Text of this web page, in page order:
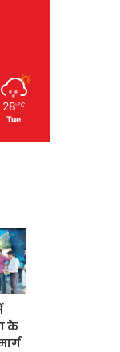
28 ℃
Tue
के